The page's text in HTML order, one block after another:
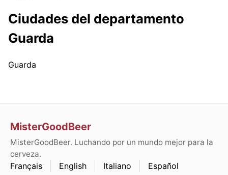
Ciudades del departamento
Guarda
Guarda
MisterGoodBeer
MisterGoodBeer. Luchando por un mundo mejor para la
cerveza.
Français English Italiano Español